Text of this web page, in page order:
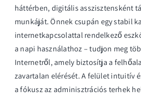
háttérben, digitális asszisztensként
munkáját. Önnek csupán egy stabil
internetkapcsolattal rendelkező
a napi használathoz –tudjon meg
Internetről, amely biztosítja a
zavartalan elérését. A felület intuitív
a fókusz az adminisztrációs terhek